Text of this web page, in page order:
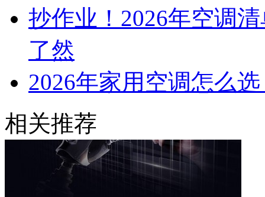
抄作业！2026年空调
了然
2026年家用空调怎么
相关推荐